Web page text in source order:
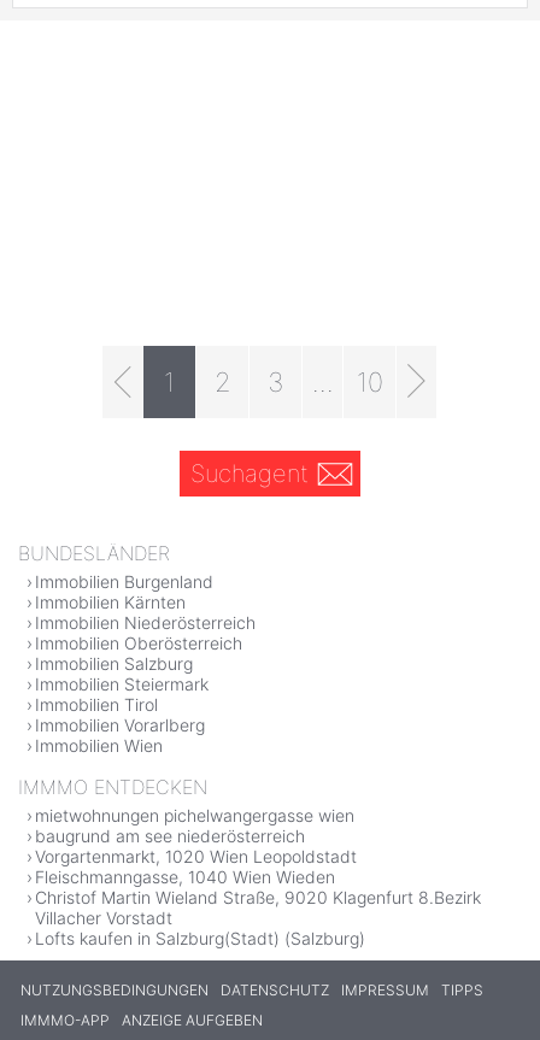
1 2 3 10
Suchagent
BUNDESLÄNDER
Immobilien Burgenland
Immobilien Kärnten
Immobilien Niederösterreich
Immobilien Oberösterreich
Immobilien Salzburg
Immobilien Steiermark
Immobilien Tirol
Immobilien Vorarlberg
Immobilien Wien
IMMMO ENTDECKEN
mietwohnungen pichelwangergasse wien
baugrund am see niederösterreich
Vorgartenmarkt, 1020 Wien Leopoldstadt
Fleischmanngasse, 1040 Wien Wieden
Christof Martin Wieland Straße, 9020 Klagenfurt 8.Bezirk
Villacher Vorstadt
Lofts kaufen in Salzburg(Stadt) (Salzburg)
NUTZUNGSBEDINGUNGEN DATENSCHUTZ IMPRESSUM
TIPPS
IMMMO-APP
ANZEIGE AUFGEBEN